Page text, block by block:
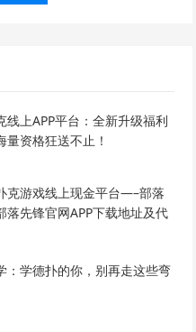
线上APP平台：全新升级福利
资格狂送不止！
克游戏线上现金平台—–部落
落先锋官网APP下载地址及代
：学德扑的你，别再走这些弯